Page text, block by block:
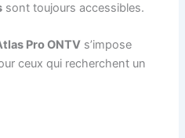
sont toujours accessibles.
Pro ONTV s’impose
ceux qui recherchent un